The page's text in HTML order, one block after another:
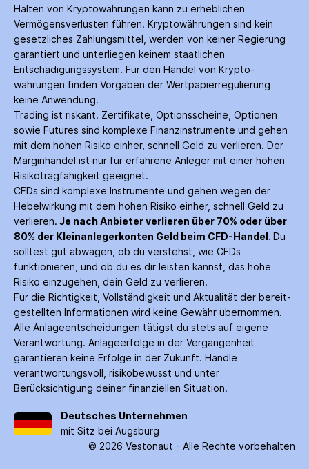
Halten von Krypto­währungen kann zu erheblichen
Vermögensverlusten führen. Krypto­währungen sind kein
gesetzliches Zahlungs­mittel, werden von keiner Regierung
garantiert und unterliegen keinem staatlichen
Entschädigungs­system. Für den Handel von Krypto­
währungen finden Vorgaben der Wertpapier­regulierung
keine Anwendung.
Trading ist riskant. Zertifikate, Options­scheine, Optionen
sowie Futures sind komplexe Finanz­instrumente und gehen
mit dem hohen Risiko einher, schnell Geld zu verlieren. Der
Margin­handel ist nur für erfahrene Anleger mit einer hohen
Risiko­tragfähigkeit geeignet.
CFDs sind komplexe Instrumente und gehen wegen der
Hebelwirkung mit dem hohen Risiko einher, schnell Geld zu
verlieren. Je nach Anbieter verlieren über 70% oder über
80% der Kleinanleger­konten Geld beim CFD-Handel. Du
solltest gut abwägen, ob du verstehst, wie CFDs
funktionieren, und ob du es dir leisten kannst, das hohe
Risiko einzugehen, dein Geld zu verlieren.
Für die Richtigkeit, Vollständigkeit und Aktualität der bereit­
gestellten Informationen wird keine Gewähr über­nommen.
Alle Anlage­entscheidungen tätigst du stets auf eigene
Verantwortung. Anlage­erfolge in der Ver­gangenheit
garantieren keine Erfolge in der Zukunft. Handle
verantwortungsvoll, risiko­bewusst und unter
Berücksichtigung deiner finanziellen Situation.
Deutsches Unternehmen
mit Sitz bei Augsburg
© 2026 Vestonaut - Alle Rechte vorbehalten